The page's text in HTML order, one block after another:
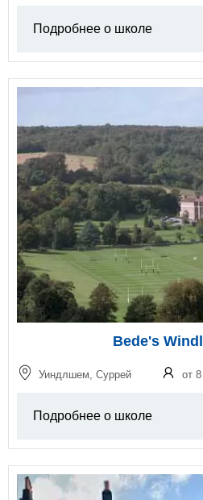
Подробнее о школе
Bede's
Уиндлшем, Суррей от
Подробнее о школе